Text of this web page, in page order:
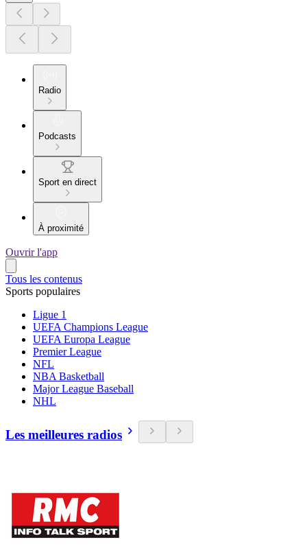
Radio
Podcasts
Sport en direct
À proximité
Ouvrir l'app
Tous les contenus
Sports populaires
Ligue 1
UEFA Champions League
UEFA Europa League
Premier League
NFL
NBA Basketball
Major League Baseball
NHL
Les meilleures radios